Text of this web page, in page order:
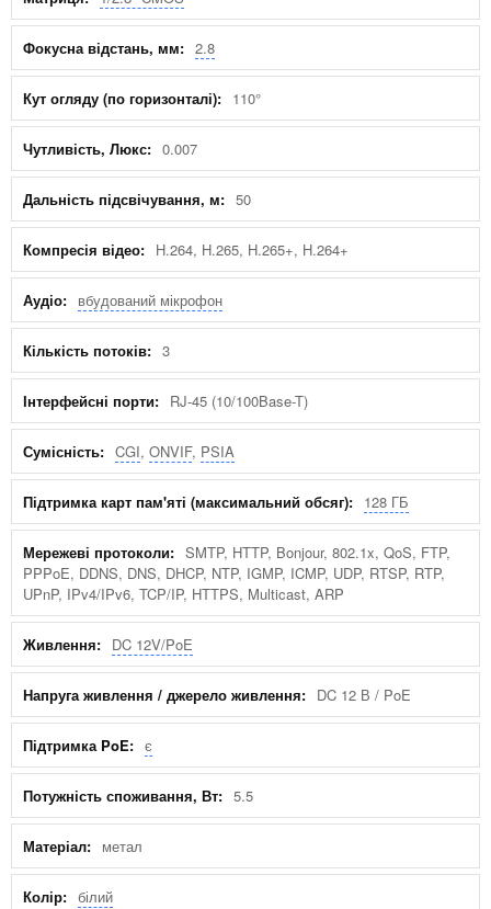
2.8
110°
0.007
50
H.264, H.265, H.265+, H.264+
вбудований мікрофон
3
RJ-45 (10/100Base-T)
CGI, ONVIF, PSIA
128 ГБ
SMTP, HTTP, Bonjour, 802.1x, QoS, FTP,
PPPoE, DDNS, DNS, DHCP, NTP, IGMP, ICMP, UDP, RTSP, RTP,
UPnP, IPv4/IPv6, TCP/IP, HTTPS, Multicast, ARP
DC 12V/PoE
DC 12 В / PoE
є
5.5
метал
білий